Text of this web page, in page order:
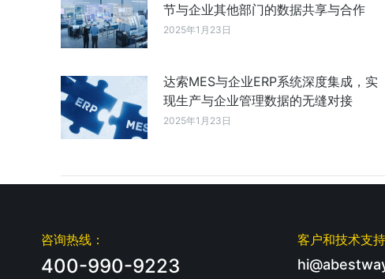
节与企业其他部门的数据共享与合作
2025年1月23日
达索MES与企业ERP系统深度集成，实
现生产与企业管理数据的无缝对接
2025年1月23日
咨询热线：
400-990-9223
客户和技术支持